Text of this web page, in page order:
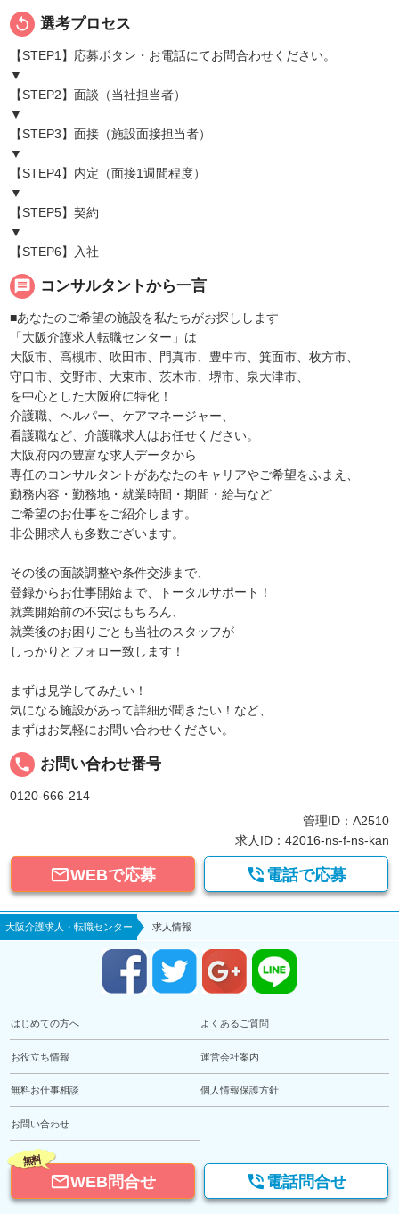
replay 選考プロセス
【STEP1】応募ボタン・お電話にてお問合わせください。
▼
【STEP2】面談（当社担当者）
▼
【STEP3】面接（施設面接担当者）
▼
【STEP4】内定（面接1週間程度）
▼
【STEP5】契約
▼
【STEP6】入社
message コンサルタントから一言
■あなたのご希望の施設を私たちがお探しします
「大阪介護求人転職センター」は
大阪市、高槻市、吹田市、門真市、豊中市、箕面市、枚方市、
守口市、交野市、大東市、茨木市、堺市、泉大津市、
を中心とした大阪府に特化！
介護職、ヘルパー、ケアマネージャー、
看護職など、介護職求人はお任せください。
大阪府内の豊富な求人データから
専任のコンサルタントがあなたのキャリアやご希望をふまえ、
勤務内容・勤務地・就業時間・期間・給与など
ご希望のお仕事をご紹介します。
非公開求人も多数ございます。
その後の面談調整や条件交渉まで、
登録からお仕事開始まで、トータルサポート！
就業開始前の不安はもちろん、
就業後のお困りごとも当社のスタッフが
しっかりとフォロー致します！
まずは見学してみたい！
気になる施設があって詳細が聞きたい！など、
まずはお気軽にお問い合わせください。
local_phone お問い合わせ番号
0120-666-214
管理ID：A2510
求人ID：42016-ns-f-ns-kan
WEBで応募  電話で応募
大阪介護求人・転職センター 求人情報
はじめての方へ よくあるご質問
お役立ち情報 運営会社案内
無料お仕事相談 個人情報保護方針
お問い合わせ
無料
WEB問合せ  電話問合せ